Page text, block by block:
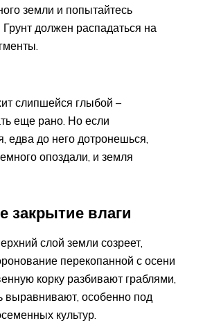
земли и попытайтесь
Грунт должен распадаться на
слипшейся глыбой –
еще рано. Но если
едва до него дотронешься,
опоздали, и земля
закрытие влаги
слой земли созреет,
перекопанной с осени
корку разбивают граблями,
выравнивают, особенно под
культур.